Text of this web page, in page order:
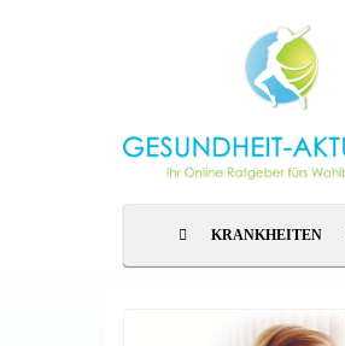
KRANKHEITEN